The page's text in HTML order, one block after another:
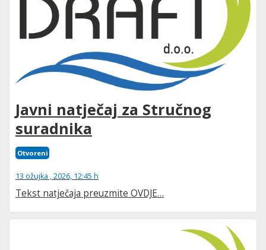
Javni natječaj za Stručnog
suradnika
Otvoreni
13 ožujka , 2026, 12:45 h
Tekst natječaja preuzmite OVDJE…